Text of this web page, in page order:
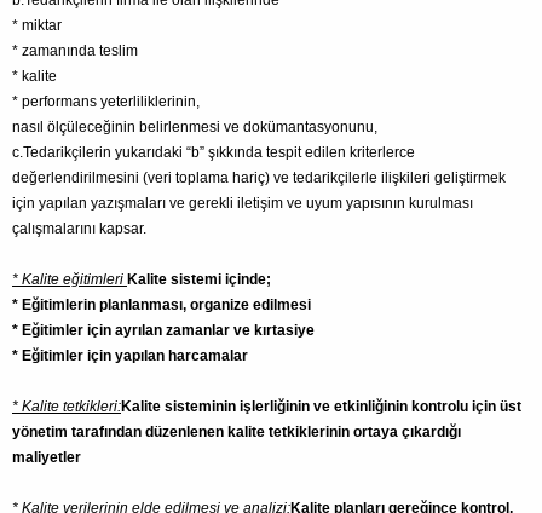
* miktar
* zamanında teslim
* kalite
* performans yeterliliklerinin,
nasıl ölçüleceğinin belirlenmesi ve dokümantasyonunu,
c.Tedarikçilerin yukarıdaki “b” şıkkında tespit edilen kriterlerce
değerlendirilmesini (veri toplama hariç) ve tedarikçilerle ilişkileri geliştirmek
için yapılan yazışmaları ve gerekli iletişim ve uyum yapısının kurulması
çalışmalarını kapsar.
* Kalite eğitimleri Kalite sistemi içinde;
* Eğitimlerin planlanması, organize edilmesi
* Eğitimler için ayrılan zamanlar ve kırtasiye
* Eğitimler için yapılan harcamalar
* Kalite tetkikleri:Kalite sisteminin işlerliğinin ve etkinliğinin kontrolu için üst
yönetim tarafından düzenlenen kalite tetkiklerinin ortaya çıkardığı
maliyetler
* Kalite verilerinin elde edilmesi ve analizi:Kalite planları gereğince kontrol,